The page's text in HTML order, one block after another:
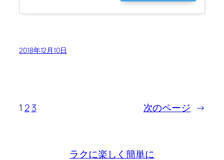
2018年12月10日
1 2 3 次のページ →
ラクに楽しく簡単に